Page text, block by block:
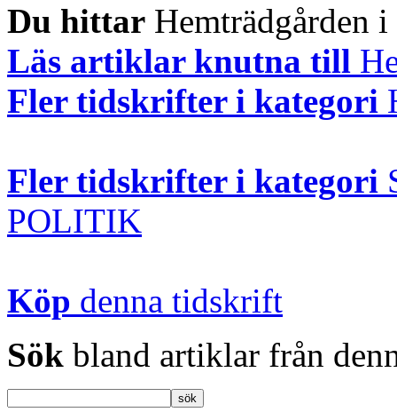
Du hittar Hemträdgården
Läs artiklar knutna till
Fler tidskrifter i kategori
Fler tidskrifter i kategori
POLITIK
Köp denna tidskrift
Sök bland artiklar från